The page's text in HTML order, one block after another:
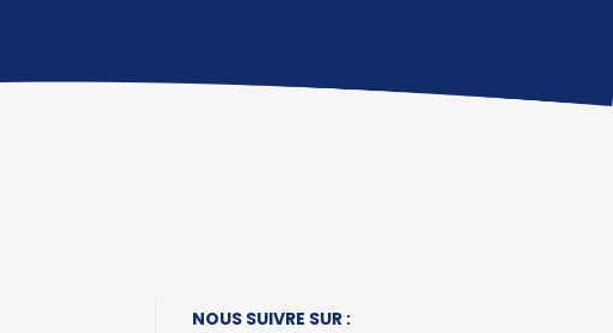
NOUS SUIVRE SUR :